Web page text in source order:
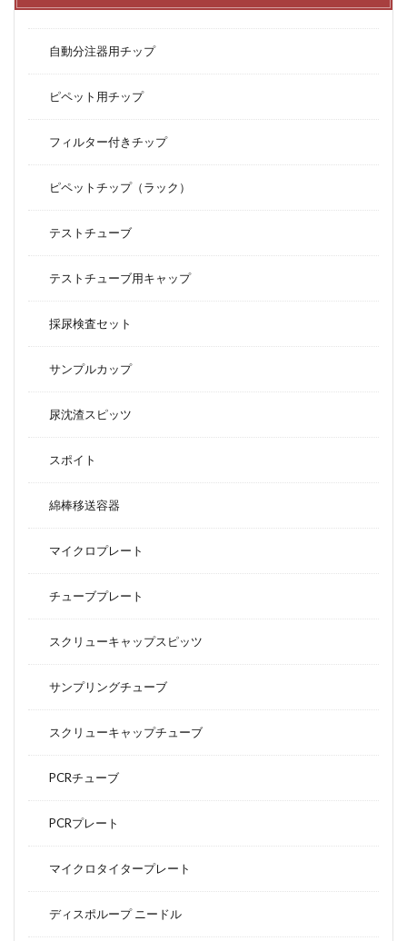
自動分注器用チップ
ピペット用チップ
フィルター付きチップ
ピペットチップ（ラック）
テストチューブ
テストチューブ用キャップ
採尿検査セット
サンプルカップ
尿沈渣スピッツ
スポイト
綿棒移送容器
マイクロプレート
チューブプレート
スクリューキャップスピッツ
サンプリングチューブ
スクリューキャップチューブ
PCRチューブ
PCRプレート
マイクロタイタープレート
ディスポループ ニードル